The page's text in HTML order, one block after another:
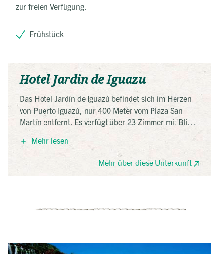
zur freien Verfügung.
Frühstück
Hotel Jardin de Iguazu
Das Hotel Jardín de Iguazú befindet sich im Herzen
von Puerto Iguazú, nur 400 Meter vom Plaza San
Martín entfernt. Es verfügt über 23 Zimmer mit Blick
auf den Garten, ausgestattet mit Plasma-TV und
Minibar. Gäste können den Außenpool, den Whirlpool
und das tägliche Frühstück genießen.
Mehr lesen
Mehr über diese Unterkunft